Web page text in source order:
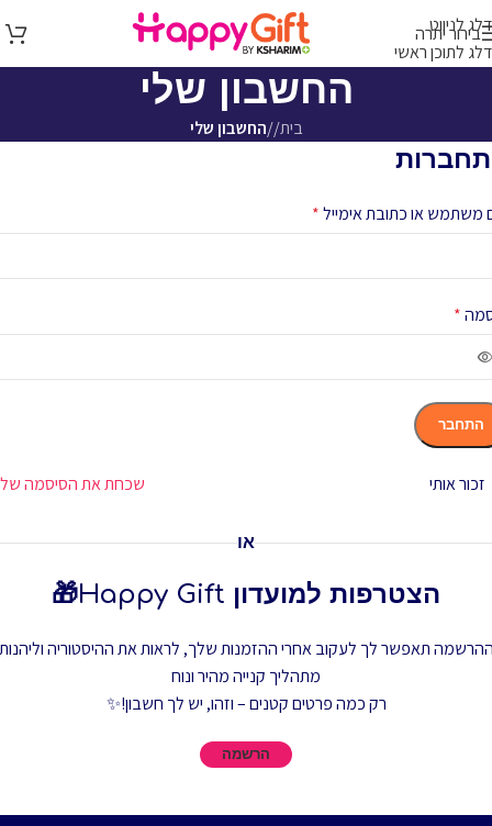
דלג לניווט
דלג לתוכן ראשי
בירור יתרה
החשבון שלי
בית/ החשבון שלי
משתמש או כתובת אימייל*
*
התחבר
שכחת את הסיסמה זכור אותי
או
הצטרפות למועדון Happy Gift🎁
תאפשר לך לעקוב אחרי ההזמנות שלך, לראות את ההיסטוריה
מתהליך קנייה מהיר ונוח
רק כמה פרטים קטנים – וזהו, יש לך חשבון!✨
הרשמה